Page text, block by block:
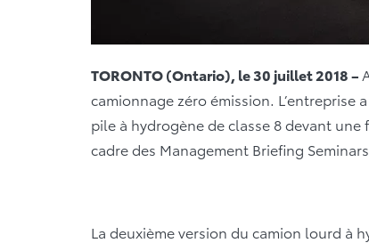
TORONTO (Ontario), le 30 juillet 2018 –
camionnage zéro émission. L’entreprise
pile à hydrogène de classe 8 devant
cadre des Management Briefing
La deuxième version du camion lourd à